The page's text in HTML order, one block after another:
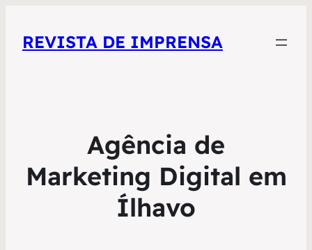
REVISTA DE IMPRENSA
Agência de
Marketing Digital em
Ílhavo